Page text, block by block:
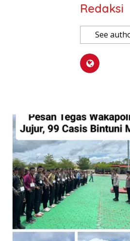
Redaksi
See